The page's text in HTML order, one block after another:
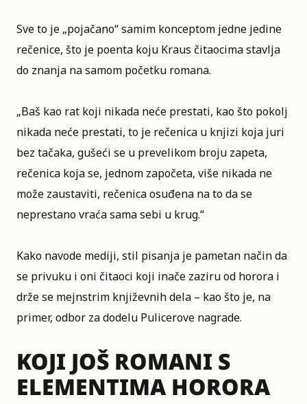
Sve to je „pojačano“ samim konceptom jedne jedine
rečenice, što je poenta koju Kraus čitaocima stavlja
do znanja na samom početku romana.
„Baš kao rat koji nikada neće prestati, kao što pokolj
nikada neće prestati, to je rečenica u knjizi koja juri
bez tačaka, gušeći se u prevelikom broju zapeta,
rečenica koja se, jednom započeta, više nikada ne
može zaustaviti, rečenica osuđena na to da se
neprestano vraća sama sebi u krug.“
Kako navode mediji, stil pisanja je pametan način da
se privuku i oni čitaoci koji inače zaziru od horora i
drže se mejnstrim književnih dela – kao što je, na
primer, odbor za dodelu Pulicerove nagrade.
KOJI JOŠ ROMANI S
ELEMENTIMA HORORA